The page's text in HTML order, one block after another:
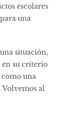
escolares
una
situación,
en su criterio
una
al